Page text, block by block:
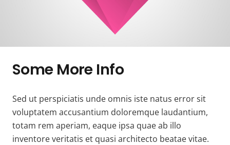
Some More Info
Sed ut perspiciatis unde omnis iste natus error sit
voluptatem accusantium doloremque laudantium,
totam rem aperiam, eaque ipsa quae ab illo
inventore veritatis et quasi architecto beatae vitae.